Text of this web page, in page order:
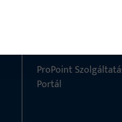
ProPoint
Portál